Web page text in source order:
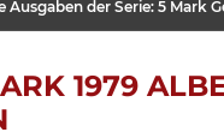
Ausgaben der Serie: 5 Mark
1979